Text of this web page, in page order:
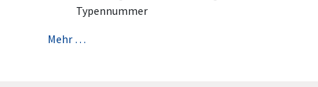
Typennummer
Mehr …